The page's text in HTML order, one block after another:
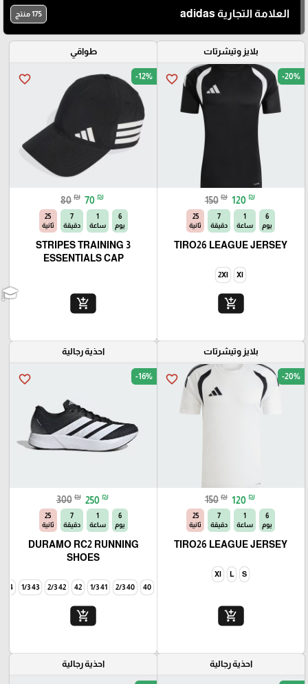
العلامة التجارية adidas 175 منتج
بلايز وتيشرتات
favorite_border -20%
150 ₪ 120 ₪
6
يوم
1
ساعة
7
دقيقة
23
ثانية
TIRO26 LEAGUE JERSEY
Xl
2Xl
add_shopping_cart
طواقي
favorite_border -12%
80 ₪ 70 ₪
6
يوم
1
ساعة
7
دقيقة
23
ثانية
3 STRIPES TRAINING
ESSENTIALS CAP
add_shopping_cart
بلايز وتيشرتات
favorite_border -20%
150 ₪ 120 ₪
6
يوم
1
ساعة
7
دقيقة
23
ثانية
TIRO26 LEAGUE JERSEY
S
L
Xl
add_shopping_cart
احذية رجالية
favorite_border -16%
300 ₪ 250 ₪
6
يوم
1
ساعة
7
دقيقة
23
ثانية
DURAMO RC2 RUNNING
SHOES
40
40 2/3
41 1/3
42
42 2/3
43 1/3
44
add_shopping_cart
احذية رجالية احذية رجالية